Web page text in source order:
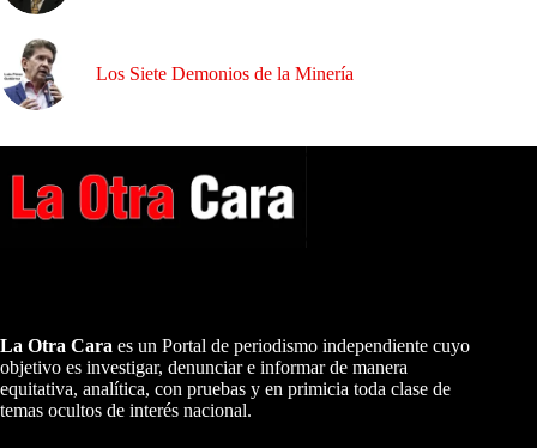
Los Siete Demonios de la Minería
La Otra Cara es un Portal de periodismo independiente cuyo
objetivo es investigar, denunciar e informar de manera
equitativa, analítica, con pruebas y en primicia toda clase de
temas ocultos de interés nacional.